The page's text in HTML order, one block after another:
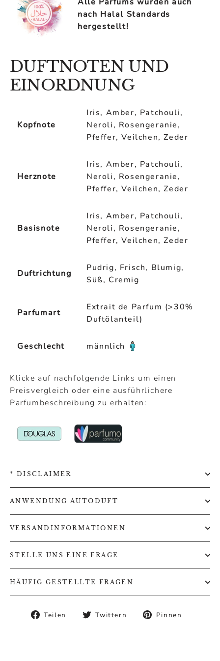
nach Halal Standards
hergestellt!
DUFTNOTEN UND
EINORDNUNG
Kopfnote
Iris, Amber, Patchouli,
Neroli, Rosengeranie,
Pfeffer, Veilchen, Zeder
Herznote
Iris, Amber, Patchouli,
Neroli, Rosengeranie,
Pfeffer, Veilchen, Zeder
Basisnote
Iris, Amber, Patchouli,
Neroli, Rosengeranie,
Pfeffer, Veilchen, Zeder
Duftrichtung
Pudrig, Frisch, Blumig,
Süß, Cremig
Parfumart
Extrait de Parfum (>30%
Duftölanteil)
Geschlecht männlich
Klicke auf nachfolgende Links um einen
Preisvergleich oder eine ausführlichere
Parfumbeschreibung zu erhalten:
* DISCLAIMER
ANWENDUNG AUTODUFT
VERSANDINFORMATIONEN
STELLE UNS EINE FRAGE
HÄUFIG GESTELLTE FRAGEN
Teilen
Auf
Twittern
Auf
Pinnen